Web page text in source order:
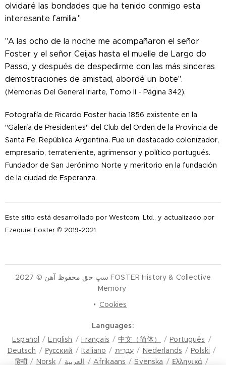
olvidaré las bondades que ha tenido conmigo esta
interesante familia."
"A las ocho de la noche me acompañaron el señor
Foster y el señor Ceijas hasta el muelle de Largo do
Passo, y después de despedirme con las más sinceras
demostraciones de amistad, abordé un bote".
(Memorias Del General Iriarte, Tomo II - Página 342).
Fotografía de Ricardo Foster hacia 1856 existente en la
"Galería de Presidentes" del Club del Orden de la Provincia de
Santa Fe, República Argentina. Fue un destacado colonizador,
empresario, terrateniente, agrimensor y político portugués.
Fundador de San Jerónimo Norte y meritorio en la fundación
de la ciudad de Esperanza.
Este sitio está desarrollado por Westcom, Ltd., y actualizado por
Ezequiel Foster © 2019-2021.
سڀ حق محفوظ آهن © 2027 FOSTER History & Collective
Memory
Cookies
Languages
Español
English Français 中文（简体）
Português
Deutsch
Русский Italiano עִבְרִית Nederlands
Polski
हिन्दी
Norsk العربية Afrikaans Svenska Ελληνικά